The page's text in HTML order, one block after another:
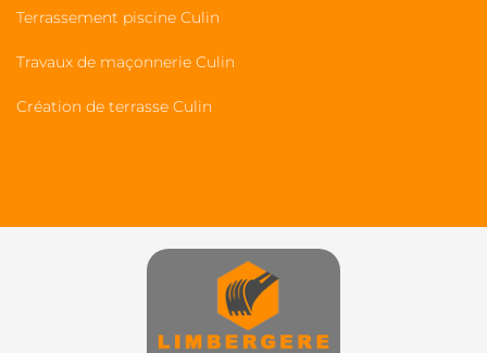
Terrassement piscine Culin
Travaux de maçonnerie Culin
Création de terrasse Culin